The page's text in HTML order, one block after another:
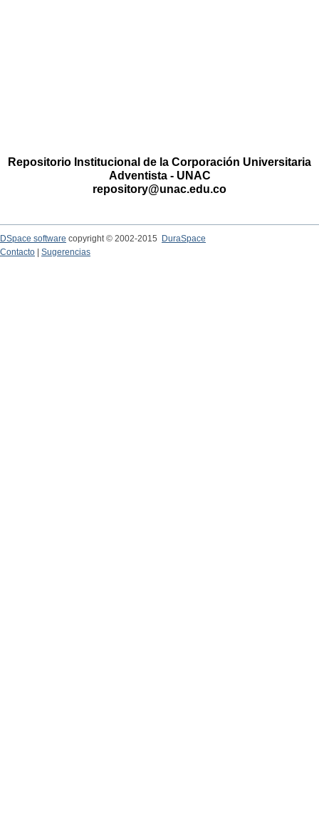
Repositorio Institucional de la Corporación Universitaria
Adventista - UNAC
repository@unac.edu.co
DSpace software copyright © 2002-2015
DuraSpace
Contacto
Sugerencias